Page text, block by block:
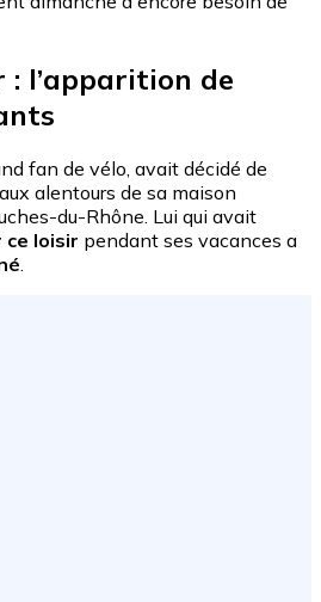
: l’apparition de
fan de vélo, avait décidé de
alentours de sa maison
du-Rhône. Lui qui avait
loisir pendant ses vacances a
.